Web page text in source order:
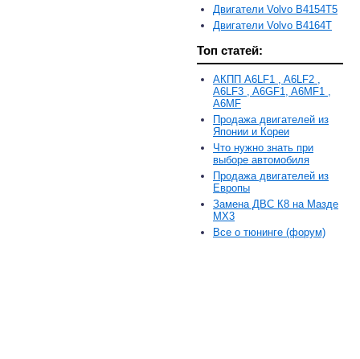
Двигатели Volvo B4154T5
Двигатели Volvo B4164T
Топ статей:
АКПП A6LF1 , A6LF2 ,
A6LF3 , A6GF1, A6MF1 ,
A6MF
Продажа двигателей из
Японии и Кореи
Что нужно знать при
выборе автомобиля
Продажа двигателей из
Европы
Замена ДВС К8 на Мазде
MX3
Все о тюнинге (форум)